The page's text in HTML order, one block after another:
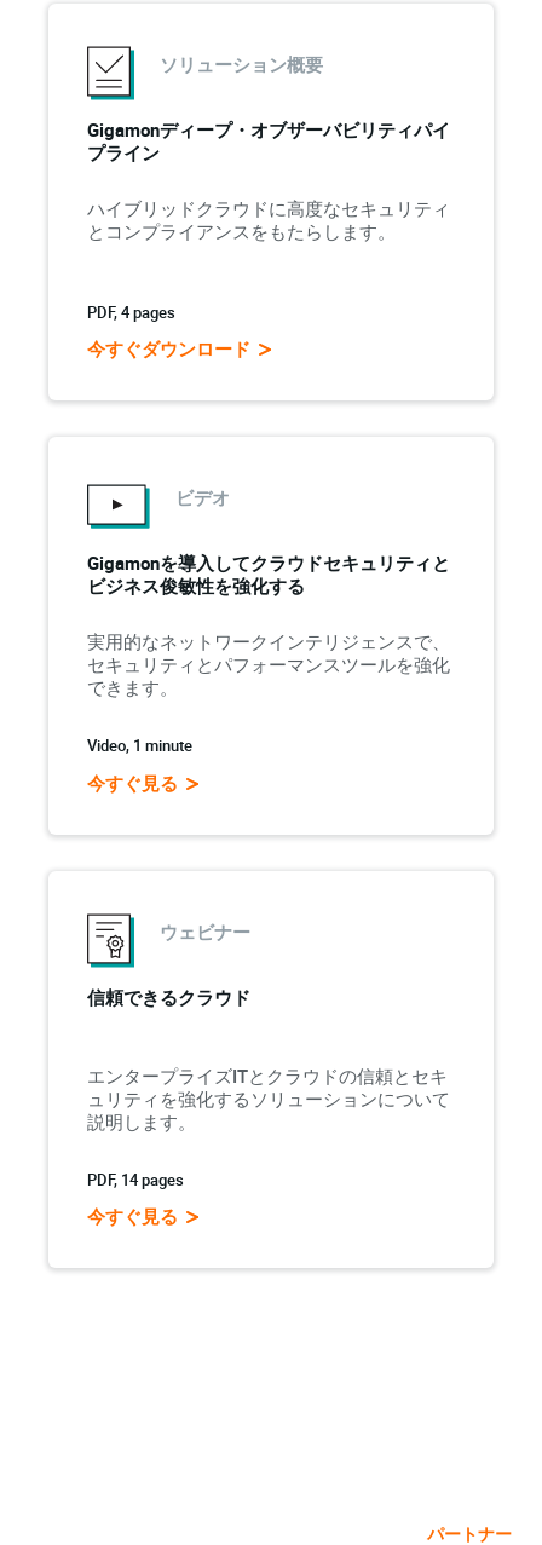
ソリューション概要
Gigamonディープ・オブザーバビリティパイ
プライン
ハイブリッドクラウドに高度なセキュリティ
とコンプライアンスをもたらします。
PDF, 4 pages
今すぐダウンロード
ビデオ
Gigamonを導入してクラウドセキュリティと
ビジネス俊敏性を強化する
実用的なネットワークインテリジェンスで、
セキュリティとパフォーマンスツールを強化
できます。
Video, 1 minute
今すぐ見る
ウェビナー
信頼できるクラウド
エンタープライズITとクラウドの信頼とセキ
ュリティを強化するソリューションについて
説明します。
PDF, 14 pages
今すぐ見る
パートナー